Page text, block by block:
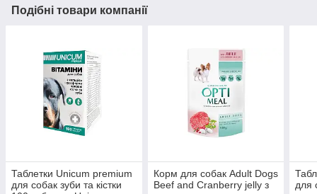
Подібні товари компанії
Таблетки Unicum premium
для собак зуби та кістки
Корм для собак Adult Dogs
Beef and Cranberry jelly з
для